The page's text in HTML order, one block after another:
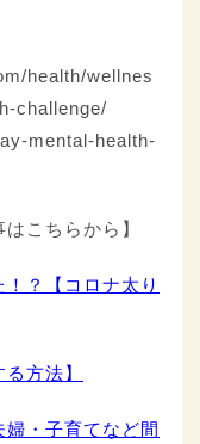
health/wellnes
challenge/
mental-health-
こちらから】
？【コロナ太り
方法】
・子育てなど間